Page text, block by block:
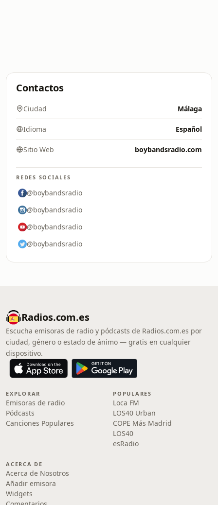
Contactos
Ciudad Málaga
Idioma Español
Sitio Web boybandsradio.com
REDES SOCIALES
@boybandsradio
@boybandsradio
@boybandsradio
@boybandsradio
Radios.com.es
Escucha emisoras de radio y pódcasts de Radios.com.es por
ciudad, género o estado de ánimo — gratis en cualquier
dispositivo.
EXPLORAR
Emisoras de radio
Pódcasts
Canciones Populares
POPULARES
Loca FM
LOS40 Urban
COPE Más Madrid
LOS40
esRadio
ACERCA DE
Acerca de Nosotros
Añadir emisora
Widgets